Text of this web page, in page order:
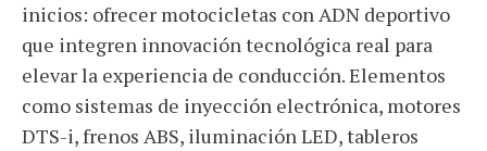
inicios: ofrecer motocicletas con ADN deportivo
que integren innovación tecnológica real para
elevar la experiencia de conducción. Elementos
como sistemas de inyección electrónica, motores
DTS-i, frenos ABS, iluminación LED, tableros